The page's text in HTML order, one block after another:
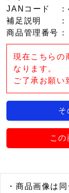
JANコード
補足説明
：
商品管理番号 ：
現在こちらの
なります。
ご了承お願い
そ
こ
・商品画像は